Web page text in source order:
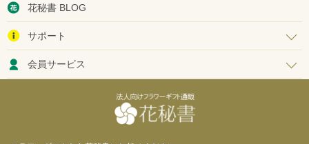
花秘書 BLOG
サポート
会員サービス